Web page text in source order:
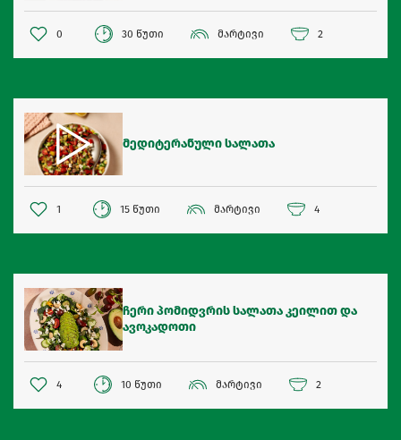
0 30 წუთი მარტივი 2
მედიტერანული სალათა
1 15 წუთი მარტივი 4
ჩერი პომიდვრის სალათა კეილით და
ავოკადოთი
4 10 წუთი მარტივი 2